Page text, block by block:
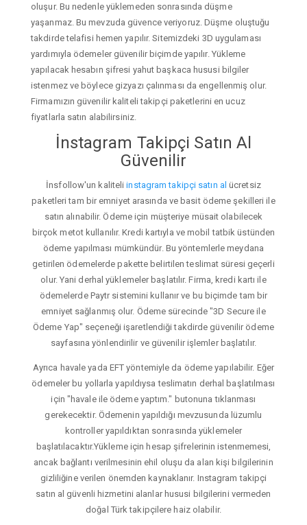
oluşur. Bu nedenle yüklemeden sonrasında düşme
yaşanmaz. Bu mevzuda güvence veriyoruz. Düşme oluştuğu
takdirde telafisi hemen yapılır. Sitemizdeki 3D uygulaması
yardımıyla ödemeler güvenilir biçimde yapılır. Yükleme
yapılacak hesabın şifresi yahut başkaca hususi bilgiler
istenmez ve böylece gizyazı çalınması da engellenmiş olur.
Firmamızın güvenilir kaliteli takipçi paketlerini en ucuz
fiyatlarla satın alabilirsiniz.
İnstagram Takipçi Satın Al
Güvenilir
İnsfollow'un kaliteliinstagram takipçi satın al ücretsiz
paketleri tam bir emniyet arasında ve basit ödeme şekilleri ile
satın alınabilir. Ödeme için müşteriye müsait olabilecek
birçok metot kullanılır. Kredi kartıyla ve mobil tatbik üstünden
ödeme yapılması mümkündür. Bu yöntemlerle meydana
getirilen ödemelerde pakette belirtilen teslimat süresi geçerli
olur. Yani derhal yüklemeler başlatılır. Firma, kredi kartı ile
ödemelerde Paytr sistemini kullanır ve bu biçimde tam bir
emniyet sağlanmış olur. Ödeme sürecinde "3D Secure ile
Ödeme Yap" seçeneği işaretlendiği takdirde güvenilir ödeme
sayfasına yönlendirilir ve güvenilir işlemler başlatılır.
Ayrıca havale yada EFT yöntemiyle da ödeme yapılabilir. Eğer
ödemeler bu yollarla yapıldıysa teslimatın derhal başlatılması
için "havale ile ödeme yaptım." butonuna tıklanması
gerekecektir. Ödemenin yapıldığı mevzusunda lüzumlu
kontroller yapıldıktan sonrasında yüklemeler
başlatılacaktır.Yükleme için hesap şifrelerinin istenmemesi,
ancak bağlantı verilmesinin ehil oluşu da alan kişi bilgilerinin
gizliliğine verilen önemden kaynaklanır. Instagram takipçi
satın al güvenli hizmetini alanlar hususi bilgilerini vermeden
doğal Türk takipçilere haiz olabilir.